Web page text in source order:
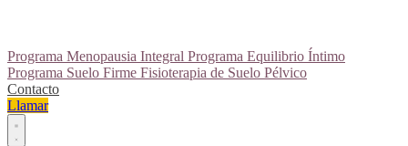
Programa Menopausia Integral Programa Equilibrio Íntimo
Programa Suelo Firme Fisioterapia de Suelo Pélvico
Contacto
Llamar